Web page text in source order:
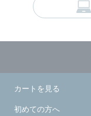
カートを見る
初めての方へ